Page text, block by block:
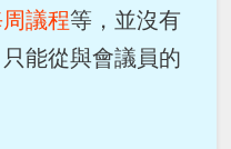
議程等，並沒有
能從與會議員的